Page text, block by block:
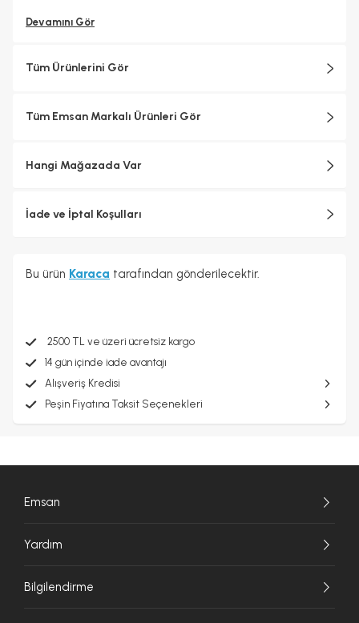
Devamını Gör
Tüm Ürünlerini Gör
Tüm Emsan Markalı Ürünleri Gör
Hangi Mağazada Var
İade ve İptal Koşulları
Bu ürün Karaca tarafından gönderilecektir.
2500 TL ve üzeri ücretsiz kargo
14 gün içinde iade avantajı
Alışveriş Kredisi
Peşin Fiyatına Taksit Seçenekleri
Emsan
Yardım
Bilgilendirme